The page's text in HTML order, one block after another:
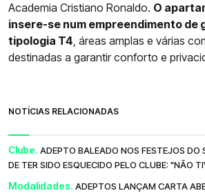
Academia Cristiano Ronaldo. O
insere-se num empreendimento de
tipologia T4, áreas amplas e várias
destinadas a garantir conforto e
NOTÍCIAS RELACIONADAS
Clube. ADEPTO BALEADO NOS FESTEJOS DO
DE TER SIDO ESQUECIDO PELO CLUBE: "NÃO
Modalidades. ADEPTOS LANÇAM CARTA